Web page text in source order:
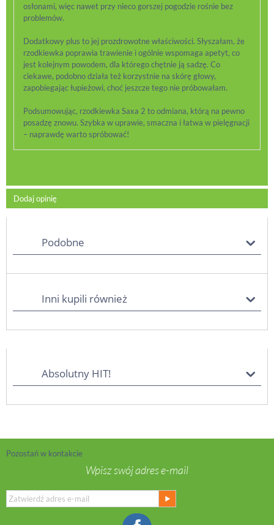
osłonami, więc nawet przy nieco gorszej pogodzie rośnie bez
problemów.
Dodatkowy plus to jej prozdrowotne właściwości. Słyszałam, że
rzodkiewka poprawia trawienie i ogólnie wspomaga apetyt, co
jest kolejnym powodem, dla którego chętnie ją sadzę. Co
ciekawe, podobno działa też korzystnie na skórę głowy,
zapobiegając łupieżowi, choć jeszcze tego nie próbowałam.
Podsumowując, rzodkiewka Saxa 2 to odmiana, którą na pewno
posadzę znowu. Szybka w uprawie, smaczna i łatwa w pielęgnacji
– naprawdę warto spróbować!
Dodaj opinię
Podobne
Inni kupili również
Absolutny HIT!
Pozostań w kontakcie
Wpisz swój adres e-mail